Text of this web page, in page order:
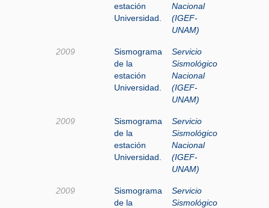
estación
Universidad.
Nacional
(IGEF-
UNAM)
2009
Sismograma
de la
estación
Universidad.
Servicio
Sismológico
Nacional
(IGEF-
UNAM)
2009
Sismograma
de la
estación
Universidad.
Servicio
Sismológico
Nacional
(IGEF-
UNAM)
2009
Sismograma
de la
Servicio
Sismológico